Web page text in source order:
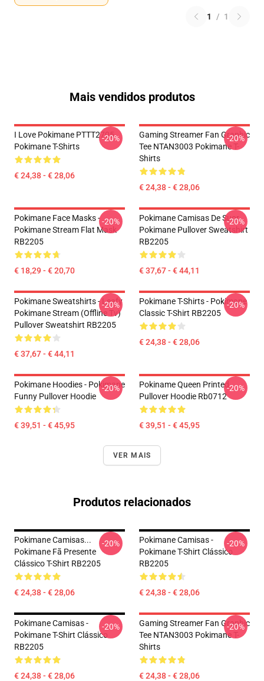
1 / 1
Mais vendidos produtos
I Love Pokimane PTTT2705
Pokimane T-Shirts
€ 24,38 - € 28,06
-20%
Gaming Streamer Fan Graphic
Tee NTAN3003 Pokimane T-
Shirts
€ 24,38 - € 28,06
-20%
Pokimane Face Masks -
Pokimane Stream Flat Mask
RB2205
€ 18,29 - € 20,70
-20%
Pokimane Camisas De Suor
Pokimane Pullover Sweatshirt
RB2205
€ 37,67 - € 44,11
-20%
Pokimane Sweatshirts - Leafy
Pokimane Stream (Offline Tv)
Pullover Sweatshirt RB2205
€ 37,67 - € 44,11
-20%
Pokimane T-Shirts - Pokimane
Classic T-Shirt RB2205
€ 24,38 - € 28,06
-20%
Pokimane Hoodies - Pokimane
Funny Pullover Hoodie
€ 39,51 - € 45,95
-20%
Pokiname Queen Printed
Pullover Hoodie Rb0712
€ 39,51 - € 45,95
-20%
VER MAIS
Produtos relacionados
Pokimane Camisas...
Pokimane Fã Presente
Clássico T-Shirt RB2205
€ 24,38 - € 28,06
-20%
Pokimane Camisas -
Pokimane T-Shirt Clássico
RB2205
€ 24,38 - € 28,06
-20%
Pokimane Camisas -
Pokimane T-Shirt Clássico
RB2205
€ 24,38 - € 28,06
-20%
Gaming Streamer Fan Graphic
Tee NTAN3003 Pokimane T-
Shirts
€ 24,38 - € 28,06
-20%